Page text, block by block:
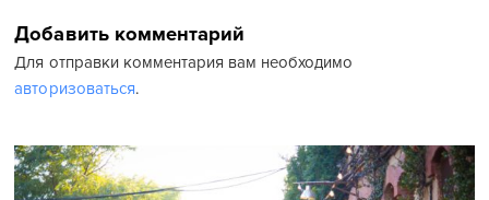
Добавить комментарий
Для отправки комментария вам необходимо
авторизоваться.